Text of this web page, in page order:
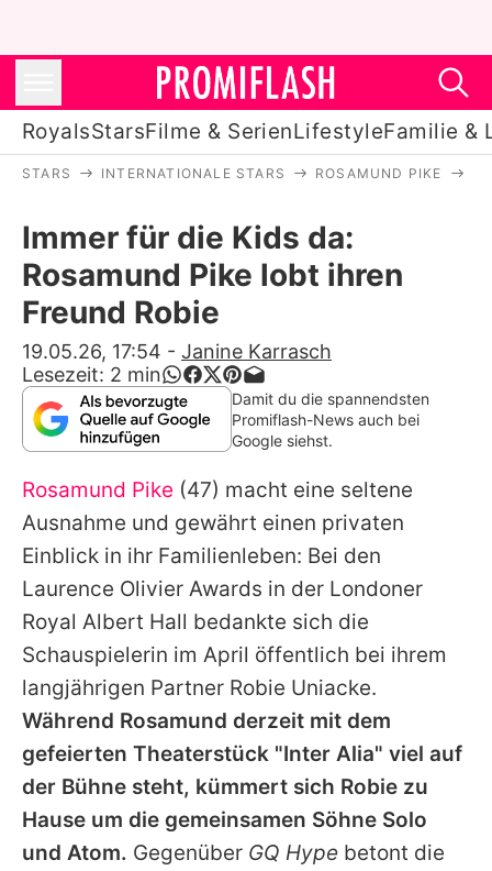
RoyalsStarsFilme & SerienLifestyleFamilie &
Stars
Filme & Serien
Lifestyle
Familie & Liebe
Promiflash Exklusiv
Alle Themen auf Promiflash
Jobs
App runterladen
Team
Redaktionelle Richtlinien
Impressum
Datenschutzerklärung
Nutzungsbedingungen
STARS INTERNATIONALE STARS ROSAMUND PIKE
Immer für die Kids da:
Rosamund Pike lobt ihren
Freund Robie
19.05.26, 17:54 - Janine Karrasch
Lesezeit: 2 min
Damit du die spannendsten
Promiflash-News auch bei
Google siehst.
Rosamund Pike (47) macht eine seltene
Ausnahme und gewährt einen privaten
Einblick in ihr Familienleben: Bei den
Laurence Olivier Awards in der Londoner
Royal Albert Hall bedankte sich die
Schauspielerin im April öffentlich bei ihrem
langjährigen Partner Robie Uniacke.
Während Rosamund derzeit mit dem
gefeierten Theaterstück "Inter Alia" viel auf
der Bühne steht, kümmert sich Robie zu
Hause um die gemeinsamen Söhne Solo
und Atom. Gegenüber GQ Hype betont die